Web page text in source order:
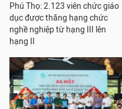
Phú Thọ: 2.123 viên chức giáo
dục được thăng hạng chức
nghề nghiệp từ hạng III lên
hạng II